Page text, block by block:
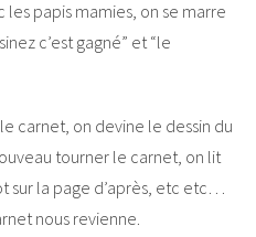
les papis mamies, on se marre
c’est gagné” et “le
carnet, on devine le dessin du
tourner le carnet, on lit
sur la page d’après, etc etc…
nous revienne.